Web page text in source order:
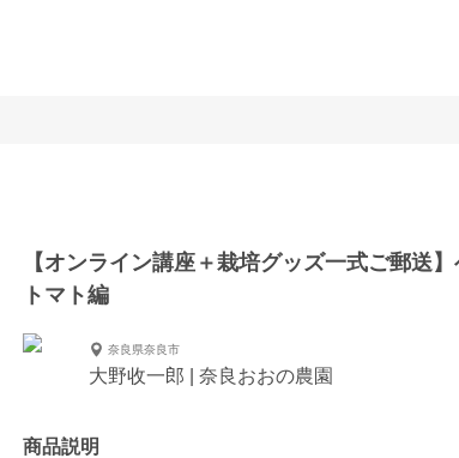
【オンライン講座＋栽培グッズ一式ご郵送
トマト編
奈良県奈良市
大野收一郎 | 奈良おおの農園
商品説明